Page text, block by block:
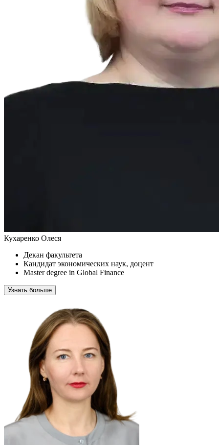
Кухаренко Олеся
Декан факультета
Кандидат экономических наук, доцент
Master degree in Global Finance
Узнать больше